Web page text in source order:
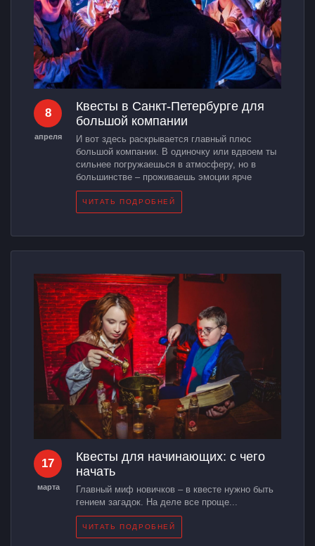
8
апреля
Квесты в Санкт-Петербурге для
большой компании
И вот здесь раскрывается главный плюс
большой компании. В одиночку или вдвоем ты
сильнее погружаешься в атмосферу, но в
большинстве – проживаешь эмоции ярче
ЧИТАТЬ ПОДРОБНЕЙ
17
марта
Квесты для начинающих: с чего
начать
Главный миф новичков – в квесте нужно быть
гением загадок. На деле все проще...
ЧИТАТЬ ПОДРОБНЕЙ